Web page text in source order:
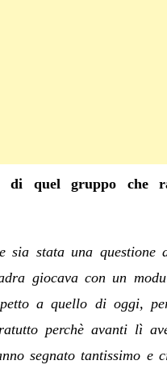
di quel gruppo che
sia stata una questione
giocava con un
a quello di oggi,
perchè avanti lì
segnato tantissimo e